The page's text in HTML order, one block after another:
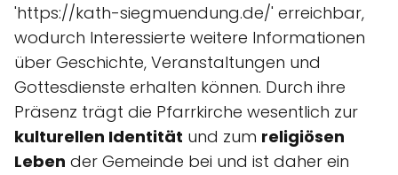
'https://kath-siegmuendung.de/' erreichbar,
wodurch Interessierte weitere Informationen
über Geschichte, Veranstaltungen und
Gottesdienste erhalten können. Durch ihre
Präsenz trägt die Pfarrkirche wesentlich zur
kulturellen Identität und zum religiösen
Leben der Gemeinde bei und ist daher ein